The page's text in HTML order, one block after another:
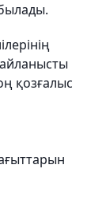
қозғалыс